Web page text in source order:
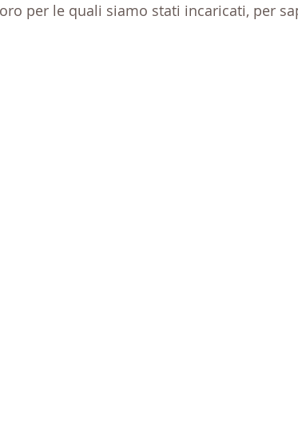
per le quali siamo stati incaricati, per